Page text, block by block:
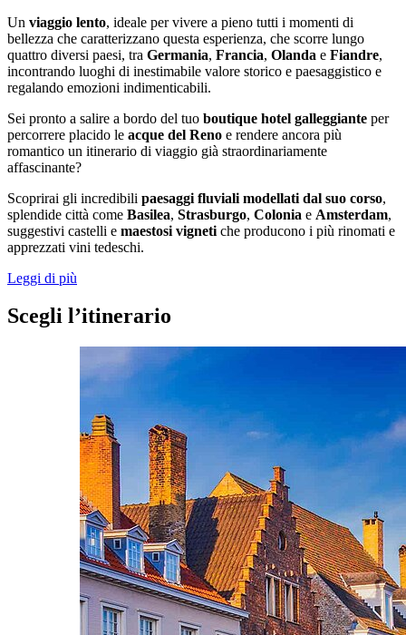
Un viaggio lento, ideale per vivere a pieno tutti i momenti di
bellezza che caratterizzano questa esperienza, che scorre lungo
quattro diversi paesi, tra Germania, Francia, Olanda e Fiandre,
incontrando luoghi di inestimabile valore storico e paesaggistico e
regalando emozioni indimenticabili.
Sei pronto a salire a bordo del tuo boutique hotel galleggiante per
percorrere placido le acque del Reno e rendere ancora più
romantico un itinerario di viaggio già straordinariamente
affascinante?
Scoprirai gli incredibili paesaggi fluviali modellati dal suo corso,
splendide città come Basilea, Strasburgo, Colonia e Amsterdam,
suggestivi castelli e maestosi vigneti che producono i più rinomati e
apprezzati vini tedeschi.
Leggi di più
Scegli l’itinerario